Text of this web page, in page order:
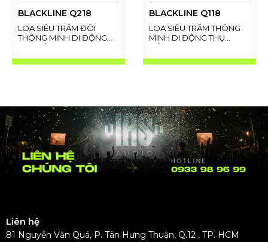
BLACKLINE Q218
LOA SIÊU TRẦM ĐÔI
THÔNG MINH DI ĐỘNG
THỤ ĐỘNG 18"
BLACKLINE Q118
LOA SIÊU TRẦM THÔNG
MINH DI ĐỘNG THỤ
ĐỘNG 18"
Liên hệ
81 Nguyễn Văn Quá, P. Tân Hưng Thuận, Q.12 , TP. HCM